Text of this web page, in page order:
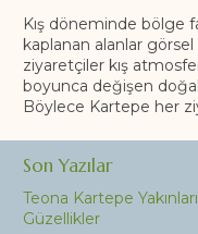
Kış döneminde bölge
kaplanan alanlar görsel
ziyaretçiler kış
boyunca değişen
Böylece Kartepe her
Son Yazılar
Teona Kartepe
Güzellikler